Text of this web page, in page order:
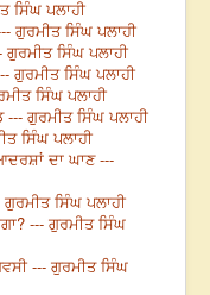
ਸਿੰਘ ਪਲਾਹੀ
ਗੁਰਮੀਤ ਸਿੰਘ ਪਲਾਹੀ
ਗੁਰਮੀਤ ਸਿੰਘ ਪਲਾਹੀ
ਗੁਰਮੀਤ ਸਿੰਘ ਪਲਾਹੀ
ਸਿੰਘ ਪਲਾਹੀ
ਗੁਰਮੀਤ ਸਿੰਘ ਪਲਾਹੀ
ਸਿੰਘ ਪਲਾਹੀ
ਦਾ ਘਾਣ ---
ਸਿੰਘ ਪਲਾਹੀ
--- ਗੁਰਮੀਤ ਸਿੰਘ
--- ਗੁਰਮੀਤ ਸਿੰਘ